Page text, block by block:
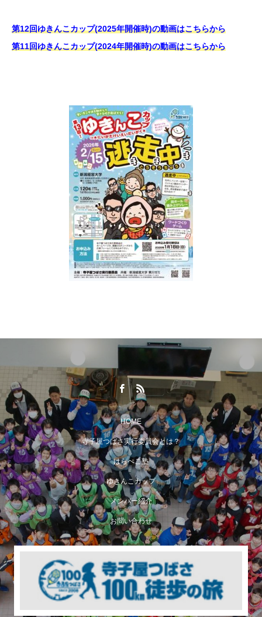
第12回ゆきんこカップ(2025年開催時)の動画はこちらから
第11回ゆきんこカップ(2024年開催時)の動画はこちらから
HOME
寺子屋つばさ実行委員会とは？
はらぺこ塾
ゆきんこカップ
メンバー紹介
お問い合わせ